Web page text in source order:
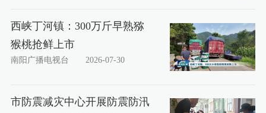
西峡丁河镇：300万斤早熟猕
猴桃抢鲜上市
南阳广播电视台 2026-07-30
市防震减灾中心开展防震防汛